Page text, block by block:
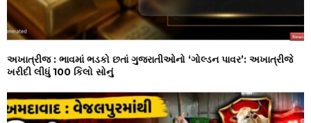
અખાત્રીજ : ભાવમાં ભડકો છતાં ગુજરાતીઓનો ‘ગોલ્ડન પાવર’: અખાત્રીજે
ખરીદી લીધું 100 કિલો સોનું